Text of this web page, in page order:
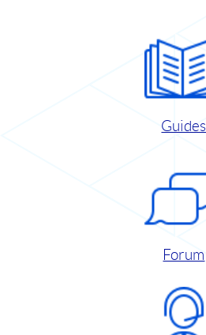
Guides
Forum